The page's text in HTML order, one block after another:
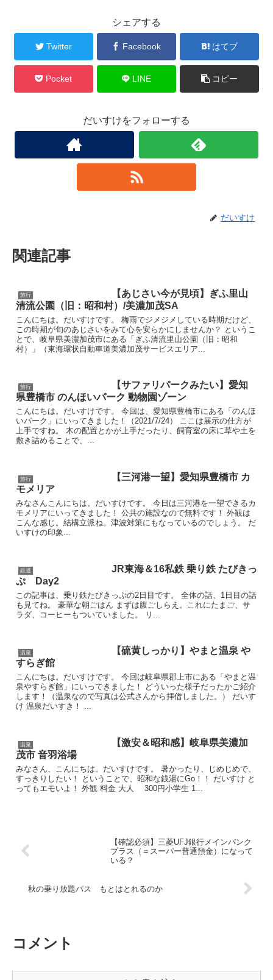
シェアする
Twitter Facebook はてブ
Pocket LINE コピー
だいすけをフォローする
だいすけ
関連記事
旅行
【あじさい今が見頃】ぎふ里山
清流公園（旧：昭和村）/美濃加茂SA
こんにちは。だいすけです。 梅雨でジメジメしている時期だけど、
この時期が旬のあじさいをみて心を安らかにしませんか？ というこ
とで、岐阜県美濃加茂市にある「ぎふ清流里山公園（旧：昭和
村）」（東海環状自動車道美濃加茂サービスエリア...
旅行
【サファリパークみたい】愛知
県豊橋市 のんほいパーク 動物園ゾーン
こんにちは。だいすけです。 今回は、愛知県豊橋市にある「のんほ
いパーク」にいってきました！（2021/7/24） ここは展示の仕方が
上手ですね。 木の配置とかが上手だったり、飼育室の床に草や土を
敷き詰めることで、...
旅行
【三河港一望】愛知県豊橋市 カ
モメリア
みなさんこんにちは。だいすけです。 今日は三河港を一望できるカ
モメリアにいってきました！ 公共の施設なので無料です！ 外観は
こんな感じ。結構立派ね。津波対策にもなっているのでしょう。 だ
いすけの印象...
鉄道
JR東海＆16私鉄 乗り鉄 たびきっ
ぷ Day2
この記事は、乗り鉄たびきっぷの2日目です。 全体の話、1日目の話
も見てね。 豪華な朝ごはん まずは腹ごしらえ。これにたまご、サ
ラダ、コーヒーもついていました。 リ...
温泉
【硫黄しっかり】やまと温泉 や
すらぎ館
こんにちは。だいすけです。 今回は岐阜県郡上市にある「やまと温
泉やすらぎ館」にいってきました！ どういった様子だったかご紹介
します！（温泉なので写真は公式さんから拝借しました。） だいす
け 温泉だいすき！ ...
温泉
【激安＆昭和感】岐阜県美濃加
茂市 音羽浴場
みなさん、こんにちは。だいすけです。 暑かったり、じめじめで、
すっきりしたい！ ということで、昭和な銭湯にGo！！ だいすけ と
ってもエモいよ！ 外観 料金 大人 300円小学生 1...
【確認必須】三菱UFJ銀行メインバンク
プラス（＝スーパー普通預金）になって
いる？
秋の乗り放題パス もとはとれるのか
コメント